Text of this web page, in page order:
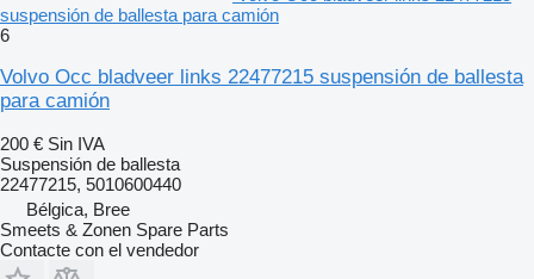
suspensión de ballesta para camión
6
Volvo Occ bladveer links 22477215 suspensión de ballesta
para camión
200 € Sin IVA
Suspensión de ballesta
22477215, 5010600440
Bélgica, Bree
Smeets & Zonen Spare Parts
Contacte con el vendedor